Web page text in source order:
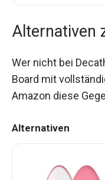
Alternativen
Wer nicht bei
Board mit
Amazon diese
Alternativen